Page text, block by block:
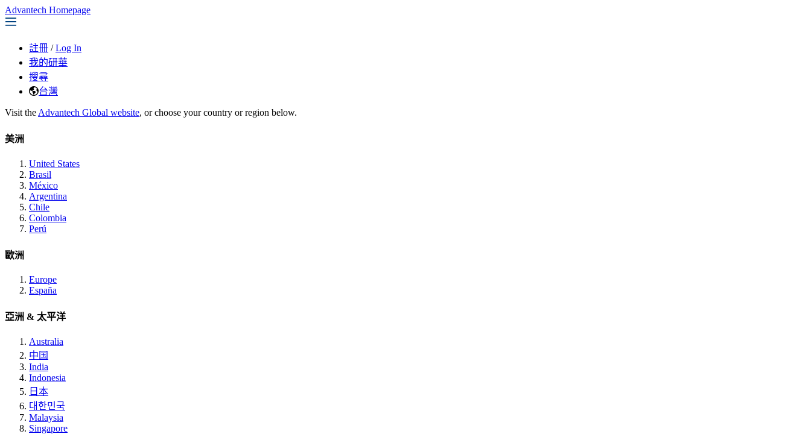
Advantech Homepage
註冊 / Log In
我的研華
搜尋
台灣
Visit the Advantech Global website, or choose your country or region below.
美洲
United States
Brasil
México
Argentina
Chile
Colombia
Perú
歐洲
Europe
España
亞洲 & 太平洋
Australia
中国
India
Indonesia
日本
대한민국
Malaysia
Singapore